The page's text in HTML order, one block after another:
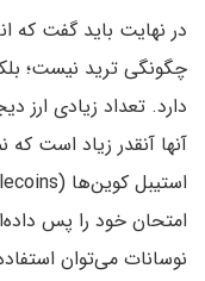
در نهایت باید گفت که
چگونگی ترید نیست؛
دارد. تعداد زیادی ارز
آنها آنقدر زیاد است
امتحان خود را پس
نوسانات می‌توان